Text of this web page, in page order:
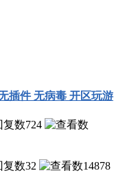
插件 无病毒 开区玩游
724
32
14878